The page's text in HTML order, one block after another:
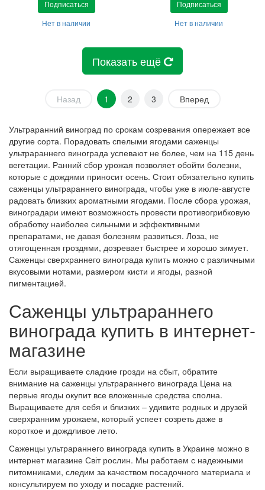
Подписаться
Нет в наличии
Подписаться
Нет в наличии
Показать ещё
Назад 1 2 3 Вперед
Ультраранний виноград по срокам созревания опережает все
другие сорта. Порадовать спелыми ягодами саженцы
ультрараннего винограда успевают не более, чем на 115 день
вегетации. Ранний сбор урожая позволяет обойти болезни,
которые с дождями приносит осень. Стоит обязательно купить
саженцы ультрараннего винограда, чтобы уже в июле-августе
радовать близких ароматными ягодами. После сбора урожая,
виноградари имеют возможность провести противогрибковую
обработку наиболее сильными и эффективными
препаратами, не давая болезням развиться. Лоза, не
отягощенная гроздями, дозревает быстрее и хорошо зимует.
Саженцы сверхраннего винограда купить можно с различными
вкусовыми нотами, размером кисти и ягоды, разной
пигментацией.
Саженцы ультрараннего
винограда купить в интернет-
магазине
Если выращиваете сладкие грозди на сбыт, обратите
внимание на саженцы ультрараннего винограда Цена на
первые ягоды окупит все вложенные средства сполна.
Выращиваете для себя и близких – удивите родных и друзей
сверхранним урожаем, который успеет созреть даже в
короткое и дождливое лето.
Саженцы ультрараннего винограда купить в Украине можно в
интернет магазине Світ рослин. Мы работаем с надежными
питомниками, следим за качеством посадочного материала и
консультируем по уходу и посадке растений.